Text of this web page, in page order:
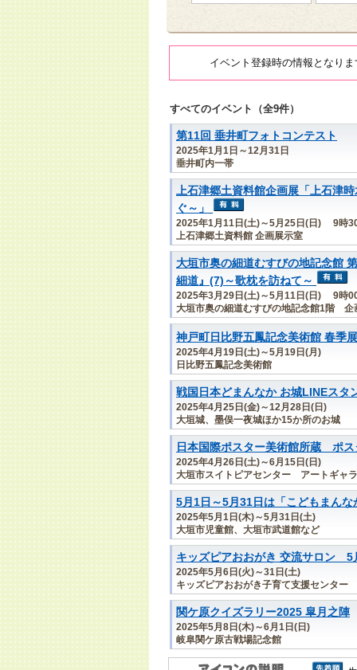
イベント登録時の情報となり
すべてのイベント（全9件）
第11回 垂井町フォトコンテスト
2025年1月1日～12月31日
垂井町内一帯
上石津郷土資料館企画展「上石津
ぐ～」
2025年1月11日(土)～5月25日(日) 9時
上石津郷土資料館 企画展示室
大垣市奥の細道むすびの地記念館
細道』(7)～歌枕を訪ねて～
2025年3月29日(土)～5月11日(日) 9時
大垣市奥の細道むすびの地記念館1階 企
神戸町日比野五鳳記念美術館 春季展
2025年4月19日(土)～5月19日(月)
日比野五鳳記念美術館
戦国日本どまんなか お城LINEスタ
2025年4月25日(金)～12月28日(日)
大垣城、墨俣一夜城ほか15か所のお城
日本国際ポスター美術館所蔵 ポス
2025年4月26日(土)～6月15日(日)
大垣市スイトピアセンター アートギャ
5月1日～5月31日は「こどもまんな
2025年5月1日(木)～5月31日(土)
大垣市児童館、大垣市武道館など
キッズピアおおがき 交流サロン 5
2025年5月6日(火)～31日(土)
キッズピアおおがき子育て支援センター
関ケ原クイズラリー2025 皐月之陣
2025年5月8日(木)～6月1日(日)
岐阜関ケ原古戦場記念館